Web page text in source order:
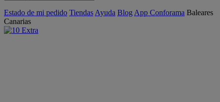
Estado de mi pedido Tiendas Ayuda Blog App Conforama Baleares
Canarias